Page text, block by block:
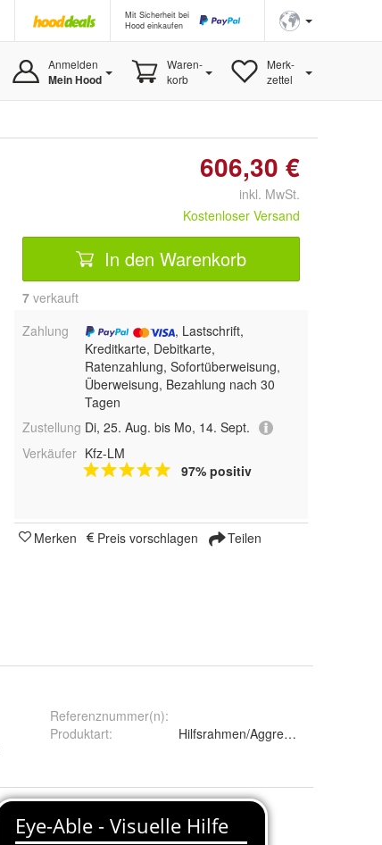
Mit Sicherheit bei
Hood einkaufen
Anmelden
Mein Hood
Waren-
korb
Merk-
zettel
606,30 €
inkl. MwSt.
Kostenloser Versand
In den Warenkorb
7 verkauft
Zahlung
, Lastschrift,
Kreditkarte, Debitkarte,
Ratenzahlung, Sofortüberweisung,
Überweisung, Bezahlung nach 30
Tagen
Zustellung Di, 25. Aug. bis Mo, 14. Sept.
Verkäufer Kfz-LM
97% positiv
Merken Preis vorschlagen Teilen
Referenznummer(n):
Produktart: Hilfsrahmen/Aggregateträger